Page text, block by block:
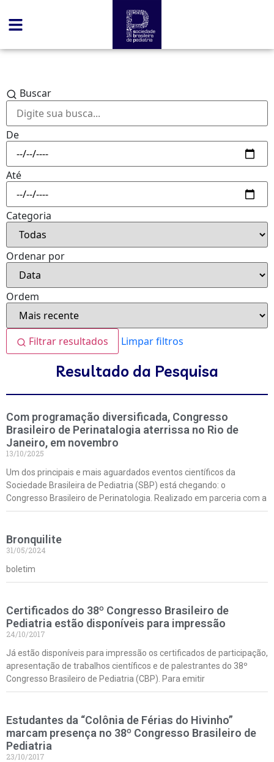
Buscar
De
Até
Categoria
Ordenar por
Ordem
Filtrar resultados Limpar filtros
Resultado da Pesquisa
Com programação diversificada, Congresso
Brasileiro de Perinatalogia aterrissa no Rio de
Janeiro, em novembro
13/10/2025
Um dos principais e mais aguardados eventos científicos da
Sociedade Brasileira de Pediatria (SBP) está chegando: o
Congresso Brasileiro de Perinatologia. Realizado em parceria com a
Bronquilite
31/05/2024
boletim
Certificados do 38º Congresso Brasileiro de
Pediatria estão disponíveis para impressão
24/10/2017
Já estão disponíveis para impressão os certificados de participação,
apresentação de trabalhos científicos e de palestrantes do 38º
Congresso Brasileiro de Pediatria (CBP). Para emitir
Estudantes da “Colônia de Férias do Hivinho”
marcam presença no 38º Congresso Brasileiro de
Pediatria
23/10/2017